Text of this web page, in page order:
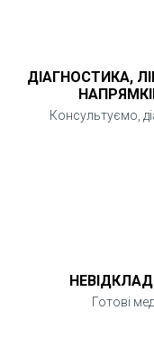
перебігу
ускладнень.
ДІАГНОСТИКА,
Консультуємо,
Готові